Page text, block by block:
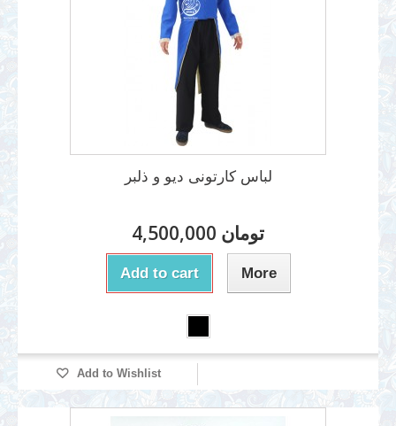
لباس کارتونی دیو و ذلبر
4,500,000 تومان
Add to cart More
Add to Wishlist